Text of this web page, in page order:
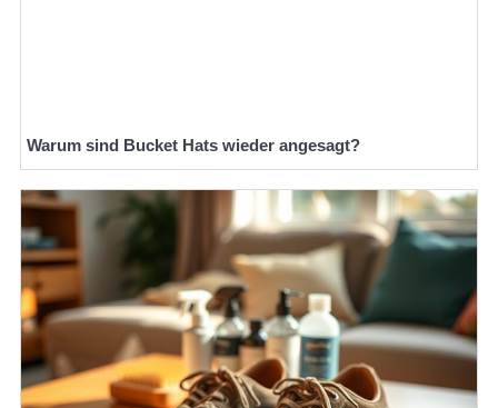
Warum sind Bucket Hats wieder angesagt?